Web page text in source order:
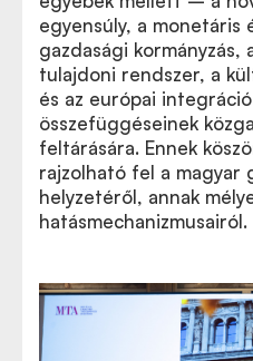
egyensúly, a monetáris
gazdasági kormányzás,
tulajdoni rendszer, a
és az európai
összefüggéseinek
feltárására. Ennek
rajzolható fel a magyar
helyzetéről, annak
hatásmechanizmusairól.